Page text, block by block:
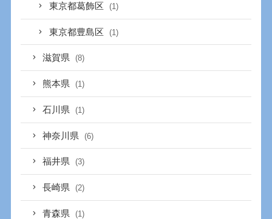
東京都葛飾区 (1)
東京都豊島区 (1)
滋賀県 (8)
熊本県 (1)
石川県 (1)
神奈川県 (6)
福井県 (3)
長崎県 (2)
青森県 (1)